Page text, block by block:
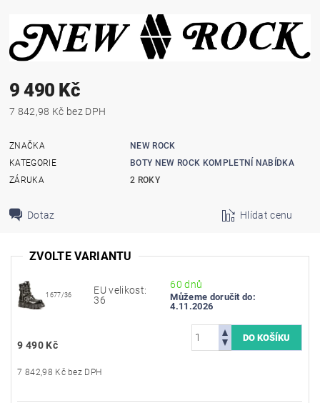
9 490 Kč
7 842,98 Kč bez DPH
ZNAČKA
NEW ROCK
KATEGORIE
BOTY NEW ROCK KOMPLETNÍ NABÍDKA
ZÁRUKA
2 ROKY
Dotaz Hlídat cenu
ZVOLTE VARIANTU
1677/36
EU velikost:
36
60 dnů
Můžeme doručit do:
4.11.2026
9 490 Kč
7 842,98 Kč bez DPH